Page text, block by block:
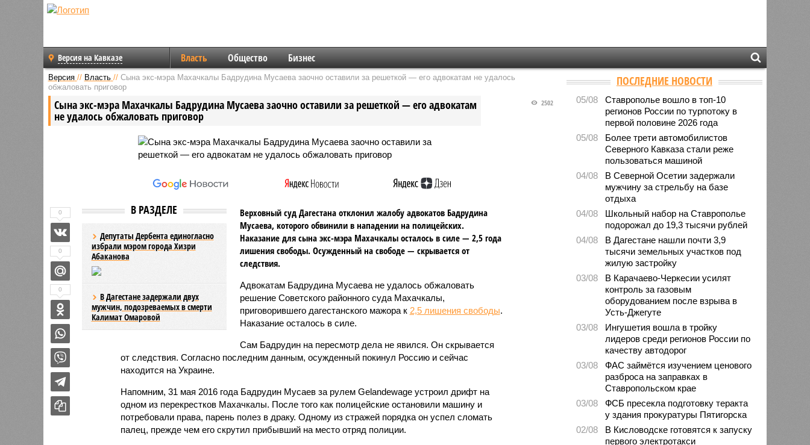
Версия на Кавказе Власть Общество Бизнес
Версия // Власть // Сына экс-мэра Махачкалы Бадрудина Мусаева заочно оставили за решеткой — его адвокатам не удалось
обжаловать приговор
Сына экс-мэра Махачкалы Бадрудина Мусаева заочно оставили за решеткой — его адвокатам
не удалось обжаловать приговор
2502
В РАЗДЕЛЕ
Депутаты Дербента единогласно
избрали мэром города Хизри
Абаканова
В Дагестане задержали двух
мужчин, подозреваемых в смерти
Калимат Омаровой
Верховный суд Дагестана отклонил жалобу адвокатов Бадрудина
Мусаева, которого обвинили в нападении на полицейских.
Наказание для сына экс-мэра Махачкалы осталось в силе — 2,5 года
лишения свободы. Осужденный на свободе — скрывается от
следствия.
Адвокатам Бадрудина Мусаева не удалось обжаловать
решение Советского районного суда Махачкалы,
приговорившего дагестанского мажора к 2,5 лишения свободы.
Наказание осталось в силе.
Сам Бадрудин на пересмотр дела не явился. Он скрывается
от следствия. Согласно последним данным, осужденный покинул Россию и сейчас
находится на Украине.
Напомним, 31 мая 2016 года Бадрудин Мусаев за рулем Gelandewage устроил дрифт на
одном из перекрестков Махачкалы. После того как полицейские остановили машину и
потребовали права, парень полез в драку. Одному из стражей порядка он успел сломать
палец, прежде чем его скрутил прибывший на место отряд полиции.
0
0
0
ПОСЛЕДНИЕ НОВОСТИ
05/08
Ставрополье вошло в топ-10
регионов России по турпотоку в
первой половине 2026 года
05/08
Более трети автомобилистов
Северного Кавказа стали реже
пользоваться машиной
04/08
В Северной Осетии задержали
мужчину за стрельбу на базе
отдыха
04/08
Школьный набор на Ставрополье
подорожал до 19,3 тысячи рублей
04/08
В Дагестане нашли почти 3,9
тысячи земельных участков под
жилую застройку
03/08
В Карачаево-Черкесии усилят
контроль за газовым
оборудованием после взрыва в
Усть-Джегуте
03/08
Ингушетия вошла в тройку
лидеров среди регионов России по
качеству автодорог
03/08
ФАС займётся изучением ценового
разброса на заправках в
Ставропольском крае
03/08
ФСБ пресекла подготовку теракта
у здания прокуратуры Пятигорска
02/08
В Кисловодске готовятся к запуску
первого электротакси